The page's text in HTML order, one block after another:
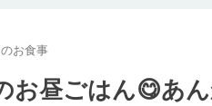
お食事
お昼ごはん😋あ